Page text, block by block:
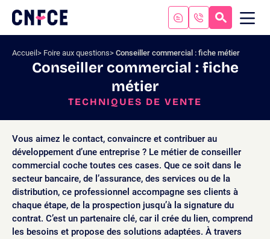
contenu
Logo
site
Accueil Foire aux questions Conseiller commercial : fiche métier
Conseiller commercial : fiche
métier
TECHNIQUES DE VENTE
Vous aimez le contact, convaincre et contribuer au
développement d’une entreprise ? Le métier de conseiller
commercial coche toutes ces cases. Que ce soit dans le
secteur bancaire, de l’assurance, des services ou de la
distribution, ce professionnel accompagne ses clients à
chaque étape, de la prospection jusqu’à la signature du
contrat. C’est un partenaire clé, car il crée du lien, comprend
les besoins et propose des solutions adaptées. À travers